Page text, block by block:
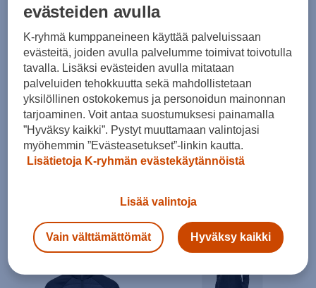
-11%
HINTA VERKOSSA
Halti
Saime windbreaker jacket M - miesten tuulitakki
-13%
HINTA VERKOSSA
Halti
Norm. hinta:
-25% -30%
evästeiden avulla
K-ryhmä kumppaneineen käyttää palveluissaan
evästeitä, joiden avulla palvelumme toimivat toivotulla
tavalla. Lisäksi evästeiden avulla mitataan
palveluiden tehokkuutta sekä mahdollistetaan
yksilöllinen ostokokemus ja personoidun mainonnan
tarjoaminen. Voit antaa suostumuksesi painamalla
”Hyväksy kaikki”. Pystyt muuttamaan valintojasi
myöhemmin ”Evästeasetukset”-linkin kautta.
Lisätietoja K-ryhmän evästekäytännöistä
Lisää valintoja
Vain välttämättömät Hyväksy kaikki